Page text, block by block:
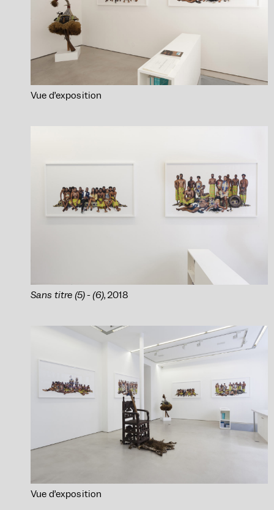
Vue d’exposition
Sans titre (5) - (6), 2018
Vue d’exposition